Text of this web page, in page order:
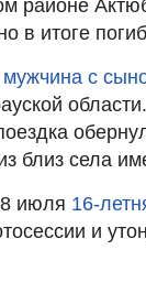
районе
в итоге
мужчина с
близ села
июля 16-
и